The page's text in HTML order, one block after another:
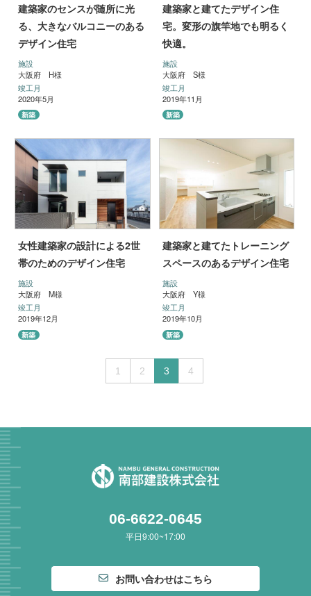
建築家のセンスが随所に光
る、大きなバルコニーのある
デザイン住宅
施設
大阪府 H様
竣工月
2020年5月
新築
建築家と建てたデザイン住
宅。変形の旗竿地でも明るく
快適。
施設
大阪府 S様
竣工月
2019年11月
新築
女性建築家の設計による2世
帯のためのデザイン住宅
施設
大阪府 M様
竣工月
2019年12月
新築
建築家と建てたトレーニング
スペースのあるデザイン住宅
施設
大阪府 Y様
竣工月
2019年10月
新築
1 2 3 4
06-6622-0645
平日9:00~17:00
お問い合わせはこちら